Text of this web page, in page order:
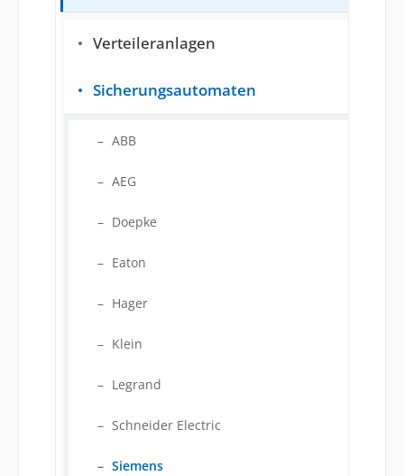
Verteileranlagen
Sicherungsautomaten
ABB
AEG
Doepke
Eaton
Hager
Klein
Legrand
Schneider Electric
Siemens